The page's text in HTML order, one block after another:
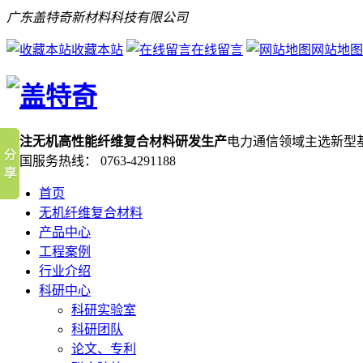
广东盖特奇新材料科技有限公司
收藏本站 在线留言 网站地图
专注无机高性能纤维复合材料研发生产电力通信领域主选新型
全国服务热线：
0763-4291188
首页
无机纤维复合材料
产品中心
工程案例
行业介绍
科研中心
科研实验室
科研团队
论文、专利